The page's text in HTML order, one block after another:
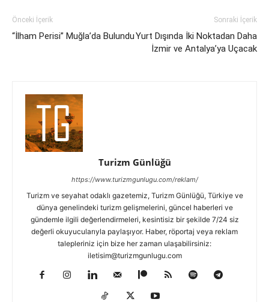
Önceki İçerik
“İlham Perisi” Muğla’da Bulundu
Sonraki İçerik
Yurt Dışında İki Noktadan Daha
İzmir ve Antalya’ya Uçacak
Turizm Günlüğü
https://www.turizmgunlugu.com/reklam/
Turizm ve seyahat odaklı gazetemiz, Turizm Günlüğü, Türkiye ve
dünya genelindeki turizm gelişmelerini, güncel haberleri ve
gündemle ilgili değerlendirmeleri, kesintisiz bir şekilde 7/24 siz
değerli okuyucularıyla paylaşıyor. Haber, röportaj veya reklam
talepleriniz için bize her zaman ulaşabilirsiniz:
iletisim@turizmgunlugu.com